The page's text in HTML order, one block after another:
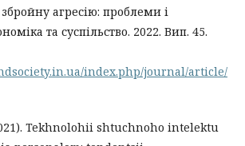
агресію: проблеми і
та суспільство. 2022. Вип. 45.
index.php/journal/article/
Tekhnolohii shtuchnoho intelektu